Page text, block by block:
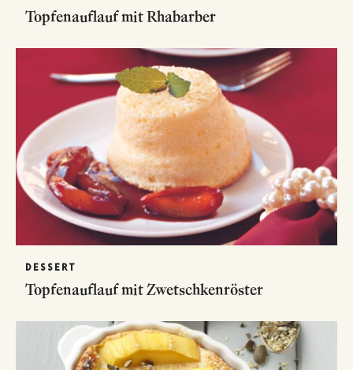
Topfenauflauf mit Rhabarber
DESSERT
Topfenauflauf mit Zwetschkenröster